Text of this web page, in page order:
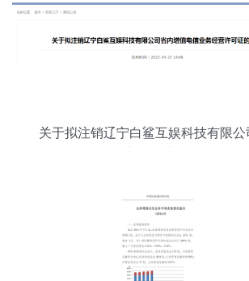
关于拟注销辽宁白鲨互娱科技有限